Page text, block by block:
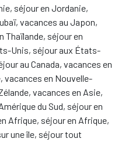
séjour en Jordanie,
vacances au Japon,
Thaïlande, séjour en
Unis, séjour aux États-
au Canada, vacances en
vacances en Nouvelle-
vacances en Asie,
du Sud, séjour en
Afrique, séjour en Afrique,
une île, séjour tout